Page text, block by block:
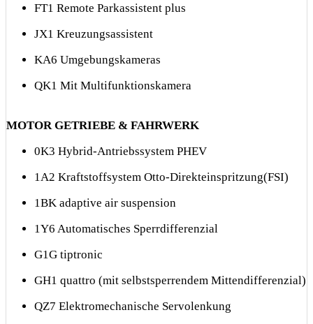
FT1 Remote Parkassistent plus
JX1 Kreuzungsassistent
KA6 Umgebungskameras
QK1 Mit Multifunktionskamera
MOTOR GETRIEBE & FAHRWERK
0K3 Hybrid-Antriebssystem PHEV
1A2 Kraftstoffsystem Otto-Direkteinspritzung(FSI)
1BK adaptive air suspension
1Y6 Automatisches Sperrdifferenzial
G1G tiptronic
GH1 quattro (mit selbstsperrendem Mittendifferenzial)
QZ7 Elektromechanische Servolenkung